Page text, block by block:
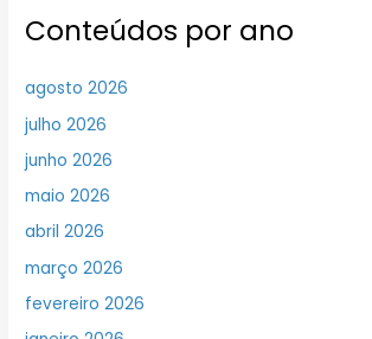
Conteúdos por ano
agosto 2026
julho 2026
junho 2026
maio 2026
abril 2026
março 2026
fevereiro 2026